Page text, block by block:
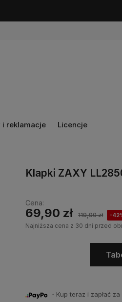
i reklamacje Licencje
Klapki ZAXY
Cena:
69,90 zł 119,90 zł -
Najniższa cena z 30 dni przed
・Kup teraz i zapłać